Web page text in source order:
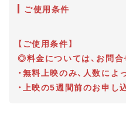
ご使用条件
【ご使用条件】
◎料金については、お問合
・無料上映のみ、人数に
・上映の5週間前のお申し